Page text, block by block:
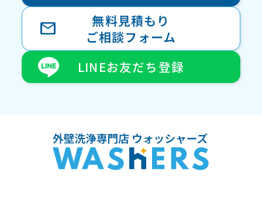
mail
無料見積もり
ご相談フォーム
LINEお友だち登録